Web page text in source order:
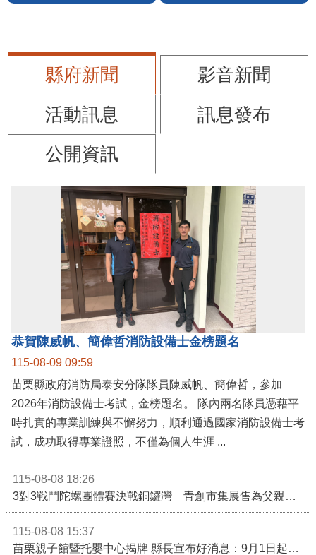
縣府新聞
影音新聞
活動訊息
訊息發布
公開資訊
恭賀陳威帆、簡偉哲消防設備士金榜題名
115-08-09 09:59
苗栗縣政府消防局泰安分隊隊員陳威帆、簡偉哲，參加
2026年消防設備士考試，金榜題名。 隊內兩名隊員憑藉平
時扎實的專業訓練與不懈努力，順利通過國家消防設備士考
試，成功取得專業證照，不僅為個人生涯 ...
115-08-08 18:26
3對3戰鬥陀螺團體賽決戰銅鑼灣 青創市集展售為父親節增添繽紛
115-08-08 15:37
苗栗親子館暨托嬰中心揭牌 縣長宣布好消息：9月1日起調降臨時托嬰費用